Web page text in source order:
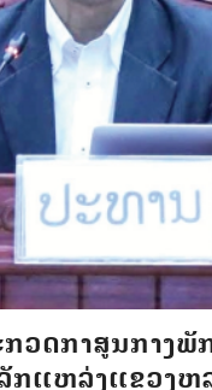
ວດກາສູນກາງພັ
ກແຫລ່ງແຂວງຫ